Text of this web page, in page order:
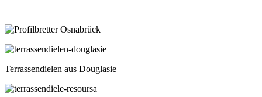
Terrassendielen aus Douglasie